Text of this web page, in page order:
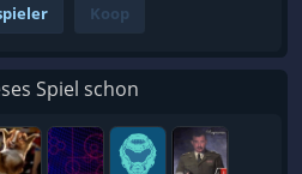
Koop
Spiel schon